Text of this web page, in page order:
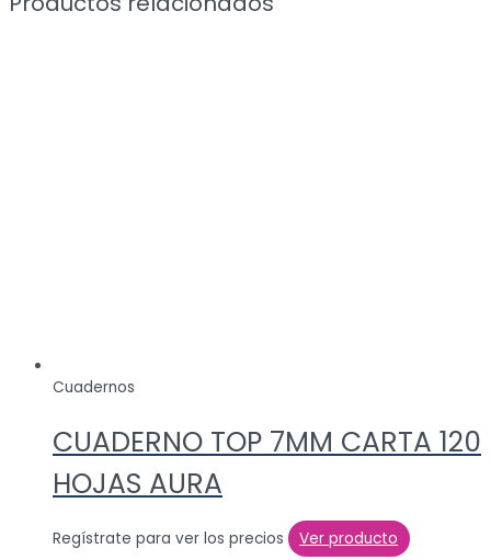
Cuadernos
CUADERNO TOP 7MM CARTA 120
HOJAS AURA
Regístrate para ver los precios Ver producto